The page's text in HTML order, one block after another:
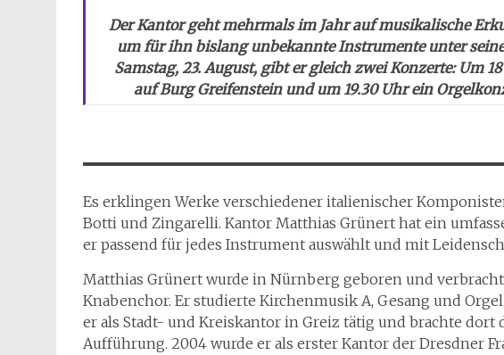
Der Kantor geht mehrmals im Jahr auf musikalische
um für ihn bislang unbekannte Instrumente unter
Samstag, 23. August, gibt er gleich zwei Konzerte: Um
auf Burg Greifenstein und um 19.30 Uhr ein
Es erklingen Werke verschiedener italienischer
Botti und Zingarelli. Kantor Matthias Grünert hat ein
er passend für jedes Instrument auswählt und mit
Matthias Grünert wurde in Nürnberg geboren und
Knabenchor. Er studierte Kirchenmusik A, Gesang und
er als Stadt- und Kreiskantor in Greiz tätig und brachte dort
Aufführung. 2004 wurde er als erster Kantor der Dresdner